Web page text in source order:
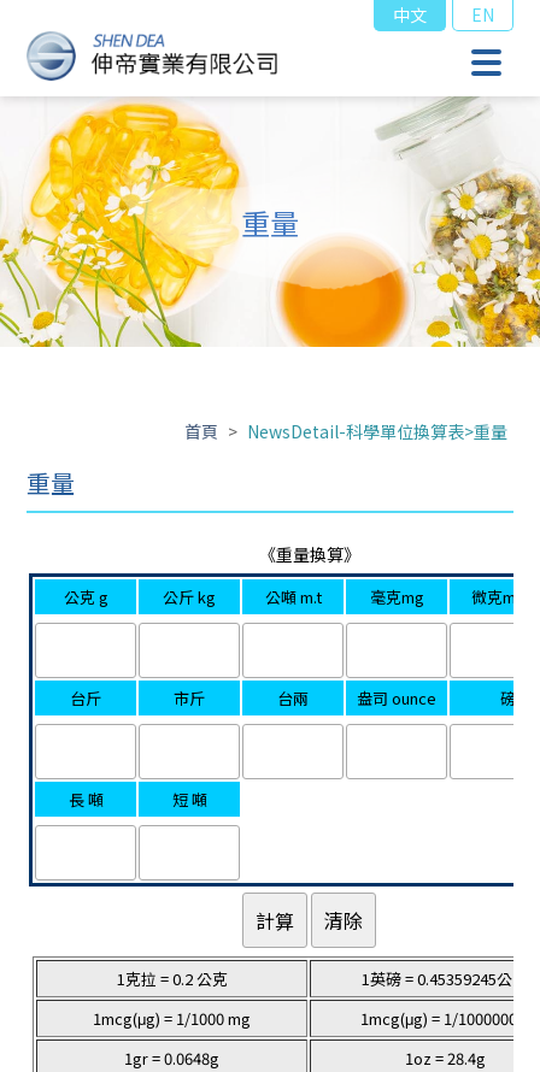
中文 EN
重量
首頁 > NewsDetail-科學單位換算表>重量
重量
《重量換算》
公克 g 公斤 kg 公噸 m.t 毫克mg 微克
台斤 市斤 台兩 盎司 ounce 磅 lb
長 噸 短 噸
1克拉 = 0.2 公克
1英磅 = 0.45359245公斤
1mcg(μg) = 1/1000 mg
1mcg(μg) = 1/1000000 g
1gr = 0.0648g
1oz = 28.4g